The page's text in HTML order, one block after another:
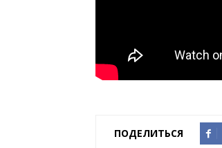
ПОДЕЛИТЬСЯ